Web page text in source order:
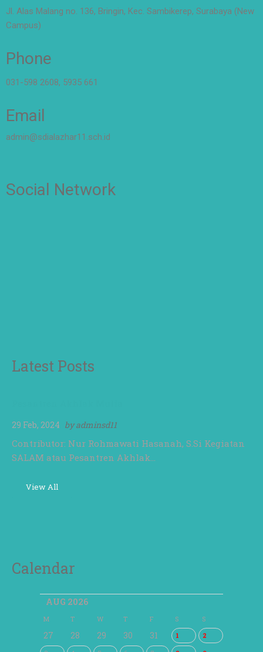
Jl. Alas Malang no. 136, Bringin, Kec. Sambikerep, Surabaya (New
Campus)
Phone
031-598 2608, 5935 661
Email
admin@sdialazhar11.sch.id
Social Network
Latest Posts
29 Feb, 2024 byadminsd11
Contributor: Nur Rohmawati Hasanah, S.Si Kegiatan
SALAM atau Pesantren Akhlak…
View All
Calendar
AUG 2026
M T W T F S S
27 28 29 30 31 1
2